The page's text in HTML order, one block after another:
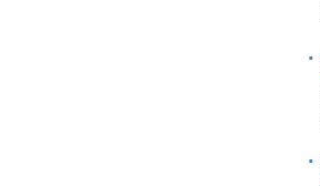
·
·